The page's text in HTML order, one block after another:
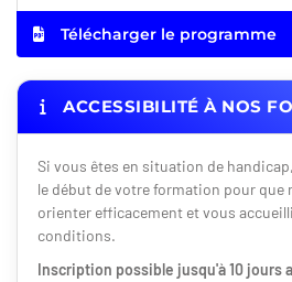
Télécharger le programme
ACCESSIBILITÉ À NOS
Si vous êtes en situation de handicap,
le début de votre formation pour que
orienter efficacement et vous
conditions.
Inscription possible jusqu'à 10 jours